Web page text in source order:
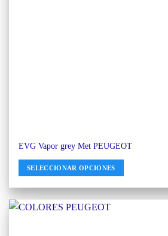
EVG Vapor grey Met PEUGEOT
SELECCIONAR OPCIONES